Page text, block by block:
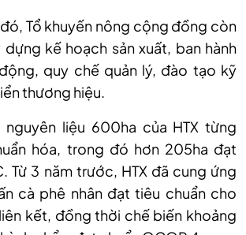
Tổ khuyến nông cộng đồng còn
dựng kế hoạch sản xuất, ban hành
quy chế quản lý, đào tạo kỹ
thương hiệu.
nguyên liệu 600ha của HTX từng
hóa, trong đó hơn 205ha đạt
Từ 3 năm trước, HTX đã cung ứng
cà phê nhân đạt tiêu chuẩn cho
kết, đồng thời chế biến khoảng